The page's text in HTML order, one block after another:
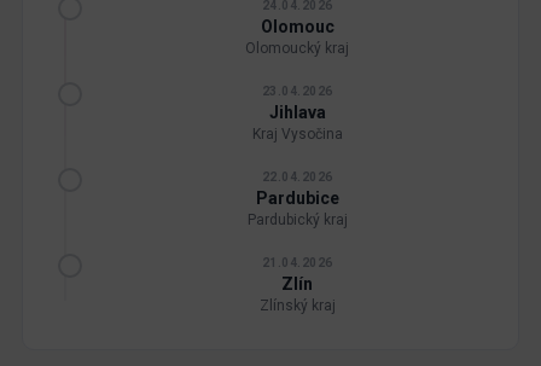
24.04.2026
Olomouc
Olomoucký kraj
23.04.2026
Jihlava
Kraj Vysočina
22.04.2026
Pardubice
Pardubický kraj
21.04.2026
Zlín
Zlínský kraj